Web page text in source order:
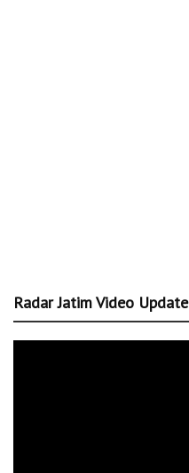
Radar Jatim Video Update